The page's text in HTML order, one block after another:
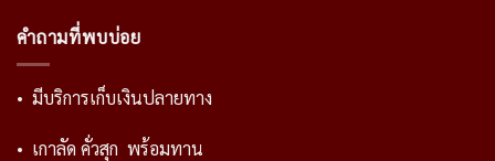
คำถามที่พบบ่อย
• มีบริการเก็บเงินปลายทาง
• เกาลัด คั่วสุก พร้อมทาน